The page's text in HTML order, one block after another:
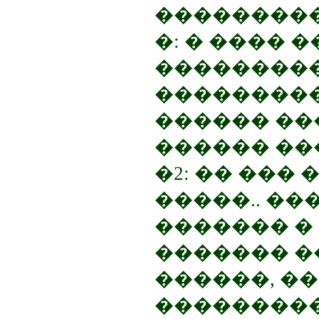
�: � ����
������
������
�2: �� ���
�����..
������� �
�������
������,